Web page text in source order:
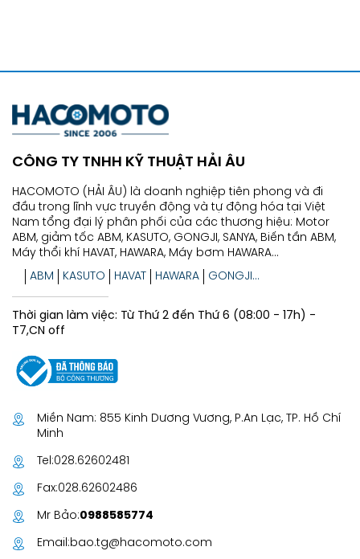
CÔNG TY TNHH KỸ THUẬT HẢI ÂU
HACOMOTO (HẢI ÂU) là doanh nghiệp tiên phong và đi
đầu trong lĩnh vực truyền động và tự động hóa tại Việt
Nam tổng đại lý phân phối của các thương hiệu: Motor
ABM, giảm tốc ABM, KASUTO, GONGJI, SANYA, Biến tần ABM,
Máy thổi khí HAVAT, HAWARA, Máy bơm HAWARA...
ABM
KASUTO HAVAT HAWARA GONGJI...
Thời gian làm việc: Từ Thứ 2 đến Thứ 6 (08:00 - 17h) -
T7,CN off
Miền Nam: 855 Kinh Dương Vương, P.An Lạc, TP. Hồ Chí
Minh
Tel:028.62602481
Fax:028.62602486
Mr Bảo:0988585774
Email:bao.tg@hacomoto.com